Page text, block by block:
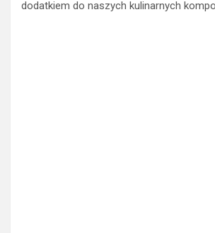
dodatkiem do naszych kulinarnych